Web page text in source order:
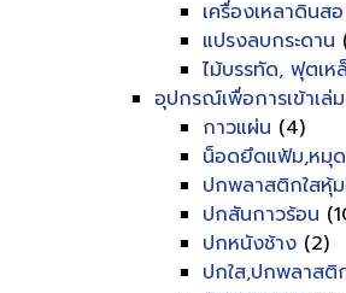
เครื่องเหลาดินสอ
แปรงลบกระดาน
ไม้บรรทัด, ฟุตเห
อุปกรณ์เพื่อการเข้าเล่ม
กาวแผ่น (4)
น็อดยึดแฟ้ม,หมุ
ปกพลาสติกใสหุ้
ปกสันกาวร้อน
ปกหนังช้าง (2)
ปกใส,ปกพลาสติ